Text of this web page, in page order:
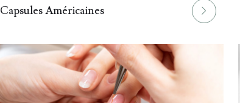
Capsules Américaines 024.